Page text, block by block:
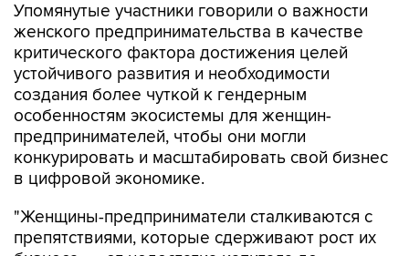
Упомянутые участники говорили о важности
женского предпринимательства в качестве
критического фактора достижения целей
устойчивого развития и необходимости
создания более чуткой к гендерным
особенностям экосистемы для женщин-
предпринимателей, чтобы они могли
конкурировать и масштабировать свой бизнес
в цифровой экономике.
"Женщины-предприниматели сталкиваются с
препятствиями, которые сдерживают рост их